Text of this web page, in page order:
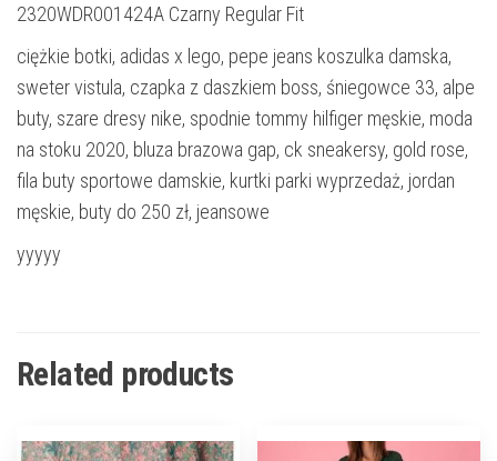
2320WDR001424A Czarny Regular Fit
ciężkie botki, adidas x lego, pepe jeans koszulka damska,
sweter vistula, czapka z daszkiem boss, śniegowce 33, alpe
buty, szare dresy nike, spodnie tommy hilfiger męskie, moda
na stoku 2020, bluza brazowa gap, ck sneakersy, gold rose,
fila buty sportowe damskie, kurtki parki wyprzedaż, jordan
męskie, buty do 250 zł, jeansowe
yyyyy
Related products